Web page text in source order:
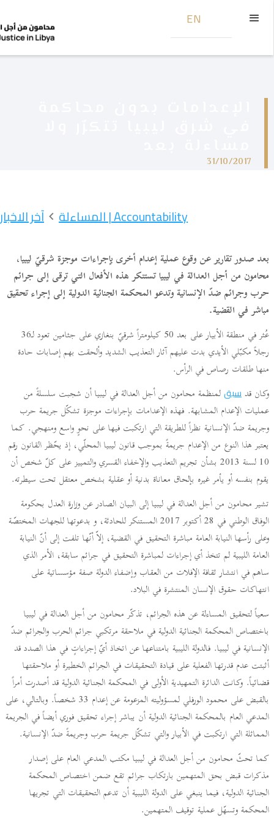
EN
31/10/2017
آخر الاخبار Accountability | المساءلة
بعد صدور تقارير عن وقوع عملية إعدام أخرى بإجراءات موجزة شرقيّ ليبيا،
محامون من أجل العدالة في ليبيا تستنكر هذه الأفعال التي ترقى إلى جرائم
حرب وجرائم ضدّ الإنسانية وتدعو المحكمة الجنائية الدولية إلى إجراء تحقيق
مباشر في القضية.
عُثر في منطقة الأبيار على بعد 50 كيلومتراً شرقيّ بنغازي على جثامين تعود لـ36
رجلاً مكبّلي الأيدي بدت عليهم آثار التعذيب الشديد وألحقت بهم إصابات حادة
منها طلقات رصاص في الرأس.
وكان قدسبقلمنظمة محامون من أجل العدالة في ليبيا أن شجبت سلسلةً من
عمليات الإعدام المشابهة. فهذه الإعدامات بإجراءات موجزة تشكّل جريمة حرب
وجريمة ضدّ الإنسانية نظراً للطريقة التي ارتكبت فيها على نحوٍ واسع ومنهجي. كما
يعتبر هذا النوع من الإعدام جريمةً بموجب قانون ليبيا المحلّي، إذ يحّظر القانون رقم
10 لسنة 2013 بشأن تجريم التعذيب والإخفاء القسري والتمييز على كلّ شخص أن
يقوم بنفسه أو يأمر غيره بإلحاق معاناة بدنية أو عقلية بشخص معتقل تحت سيطرته.
تشير محامون من أجل العدالة في ليبيا إلى البيان الصادر عن وزارة العدل بحكومة
الوفاق الوطني في 28 أكتوبر 2017 المستنكر للحادثة، و بدعوتها للجهات المختصّة
وعلى رأسها النيابة العامة مباشرة التحقيق في القضية، إلاّ أنّها تلفت إلى أنّ النيابة
العامة الليبية لم تتخذ أي إجراءات لمباشرة التحقيق في جرائم سابقة، الأمر الذي
ساهم في انتشار ثقافة الإفلات من العقاب وإضفاء الدولة صفة مؤسساتية على
انتهاكات حقوق الإنسان المنتشرة في البلاد.
سعياً لتحقيق المساءلة عن هذه الجرائم، تذكّر محامون من أجل العدالة في ليبيا
باختصاص المحكمة الجنائية الدولية في ملاحقة مرتكبي جرائم الحرب والجرائم ضدّ
الإنسانية في ليبيا. فالدولة الليبية بامتناعها عن اتخاذ أيّ إجراءاتٍ في هذا الصدد قد
أثبتت عدم قدرتها الفعلية على قيادة التحقيقات في الجرائم الخطيرة أو ملاحقتها
قضائياً. وكانت الدائرة التمهيدية الأولى في المحكمة الجنائية الدولية قد أصدرت أمراً
بالقبض على محمود الورفلي لمسؤوليته المزعومة عن إعدام 33 شخصاً. وبالتالي، على
المدعي العام بالمحكمة الجنائية الدولية أن يباشر إجراء تحقيق فوري أيضاً في الجريمة
المماثلة التي ارتكبت في الأبيار والتي تشكّل جريمة حرب وجريمةً ضدّ الإنسانية.
كما تحثّ محامون من أجل العدالة في ليبيا مكتب المدعي العام على إصدار
مذكرات قبض بحق المتهمين بارتكاب جرائم تقع ضمن اختصاص المحكمة
الجنائية الدولية، فيما ينبغي على الدولة الليبية أن تدعم التحقيقات التي تجريها
المحكمة وتسهّل عملية توقيف المتهمين.